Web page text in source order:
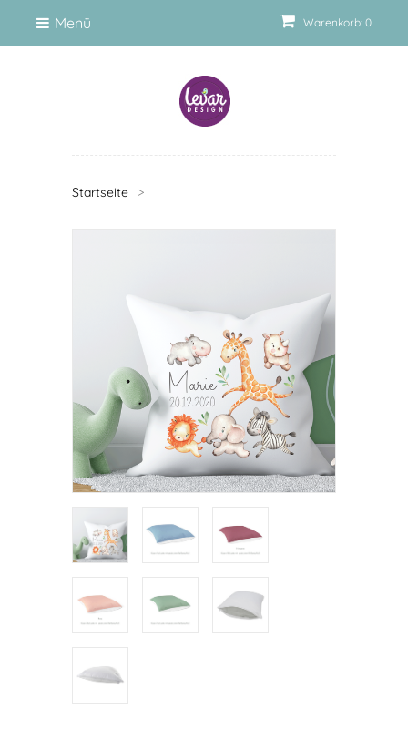
Warenkorb: 0
Menü
Startseite >